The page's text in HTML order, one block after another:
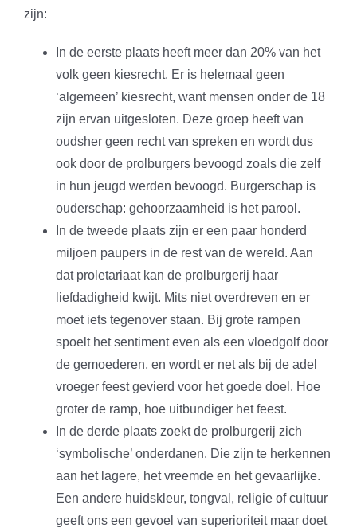
zijn:
In de eerste plaats heeft meer dan 20% van het
volk geen kiesrecht. Er is helemaal geen
‘algemeen’ kiesrecht, want mensen onder de 18
zijn ervan uitgesloten. Deze groep heeft van
oudsher geen recht van spreken en wordt dus
ook door de prolburgers bevoogd zoals die zelf
in hun jeugd werden bevoogd. Burgerschap is
ouderschap: gehoorzaamheid is het parool.
In de tweede plaats zijn er een paar honderd
miljoen paupers in de rest van de wereld. Aan
dat proletariaat kan de prolburgerij haar
liefdadigheid kwijt. Mits niet overdreven en er
moet iets tegenover staan. Bij grote rampen
spoelt het sentiment even als een vloedgolf door
de gemoederen, en wordt er net als bij de adel
vroeger feest gevierd voor het goede doel. Hoe
groter de ramp, hoe uitbundiger het feest.
In de derde plaats zoekt de prolburgerij zich
‘symbolische’ onderdanen. Die zijn te herkennen
aan het lagere, het vreemde en het gevaarlijke.
Een andere huidskleur, tongval, religie of cultuur
geeft ons een gevoel van superioriteit maar doet